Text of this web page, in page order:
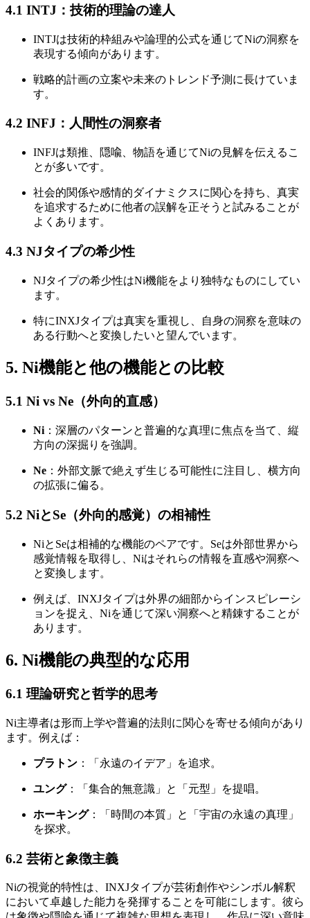
4.1 INTJ：技術的理論の達人
INTJは技術的枠組みや論理的公式を通じてNiの洞察を
表現する傾向があります。
戦略的計画の立案や未来のトレンド予測に長けていま
す。
4.2 INFJ：人間性の洞察者
INFJは類推、隠喩、物語を通じてNiの見解を伝えるこ
とが多いです。
社会的関係や感情的ダイナミクスに関心を持ち、真実
を追求するために他者の誤解を正そうと試みることが
よくあります。
4.3 NJタイプの希少性
NJタイプの希少性はNi機能をより独特なものにしてい
ます。
特にINXJタイプは真実を重視し、自身の洞察を意味の
ある行動へと変換したいと望んでいます。
5. Ni機能と他の機能との比較
5.1 Ni vs Ne（外向的直感）
Ni ：深層のパターンと普遍的な真理に焦点を当て、縦
方向の深掘りを強調。
Ne ：外部文脈で絶えず生じる可能性に注目し、横方向
の拡張に偏る。
5.2 NiとSe（外向的感覚）の相補性
NiとSeは相補的な機能のペアです。Seは外部世界から
感覚情報を取得し、Niはそれらの情報を直感や洞察へ
と変換します。
例えば、INXJタイプは外界の細部からインスピレーシ
ョンを捉え、Niを通じて深い洞察へと精錬することが
あります。
6. Ni機能の典型的な応用
6.1 理論研究と哲学的思考
Ni主導者は形而上学や普遍的法則に関心を寄せる傾向があり
ます。例えば：
プラトン ：「永遠のイデア」を追求。
ユング：「集合的無意識」と「元型」を提唱。
ホーキング：「時間の本質」と「宇宙の永遠の真理」
を探求。
6.2 芸術と象徴主義
Niの視覚的特性は、INXJタイプが芸術創作やシンボル解釈
において卓越した能力を発揮することを可能にします。彼ら